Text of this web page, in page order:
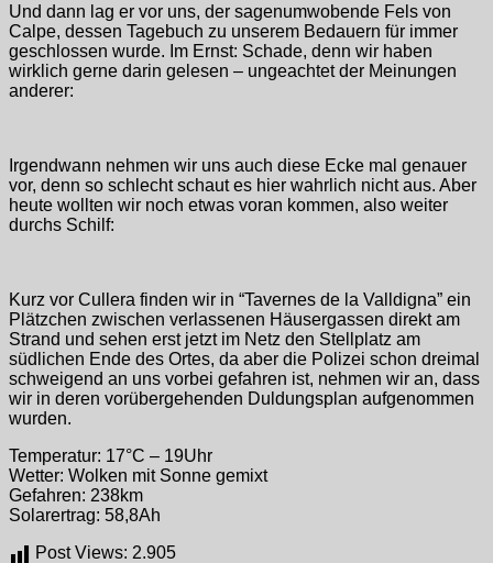
Und dann lag er vor uns, der sagenumwobende Fels von
Calpe, dessen Tagebuch zu unserem Bedauern für immer
geschlossen wurde. Im Ernst: Schade, denn wir haben
wirklich gerne darin gelesen – ungeachtet der Meinungen
anderer:
Irgendwann nehmen wir uns auch diese Ecke mal genauer
vor, denn so schlecht schaut es hier wahrlich nicht aus. Aber
heute wollten wir noch etwas voran kommen, also weiter
durchs Schilf:
Kurz vor Cullera finden wir in “Tavernes de la Valldigna” ein
Plätzchen zwischen verlassenen Häusergassen direkt am
Strand und sehen erst jetzt im Netz den Stellplatz am
südlichen Ende des Ortes, da aber die Polizei schon dreimal
schweigend an uns vorbei gefahren ist, nehmen wir an, dass
wir in deren vorübergehenden Duldungsplan aufgenommen
wurden.
Temperatur: 17°C – 19Uhr
Wetter: Wolken mit Sonne gemixt
Gefahren: 238km
Solarertrag: 58,8Ah
Post Views: 2.905